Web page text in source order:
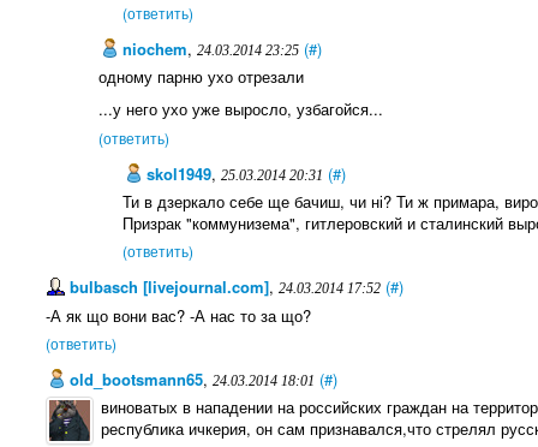
(ответить)
niochem, 24.03.2014 23:25 (#)
одному парню ухо отрезали
...у него ухо уже выросло, узбагойся...
(ответить)
skol1949,25.03.2014 20:31 (#)
Ти в дзеркало себе ще бачиш, чи ні? Ти ж примара,
Призрак "коммунизема", гитлеровский и сталинский
(ответить)
bulbasch [livejournal.com], 24.03.2014 17:52 (#)
-А як що вони вас? -А нас то за що?
(ответить)
old_bootsmann65, 24.03.2014 18:01 (#)
виноватых в нападении на российских граждан на
республика ичкерия, он сам признавался,что стрелял